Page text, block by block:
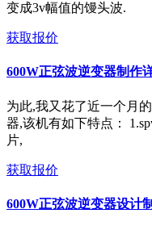
变成3v幅值的馒头波.
获取报价
600W正弦波逆变器制作
为此,我又花了近一个月
器,该机有如下特点：
片,
获取报价
600W正弦波逆变器设计